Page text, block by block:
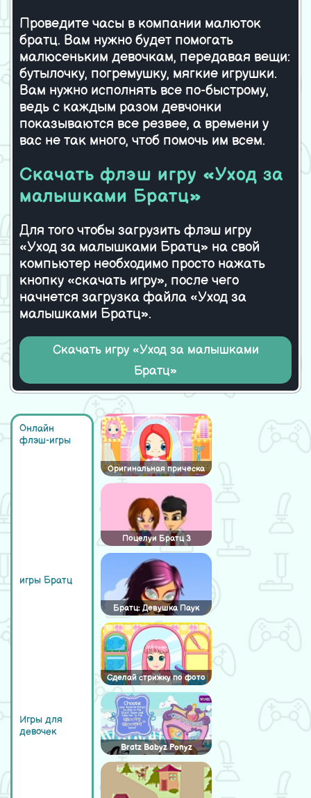
Онлайн
флэш-игры
игры Братц
Игры для
девочек
Оригинальная прическа
Поцелуи Братц 3
Братц: Девушка Паук
Сделай стрижку по фото
Bratz Babyz Ponyz
Братц в супермаркете
Братц в доме с
призракками
Шикарная Братц Оригинальные стрижки
Bratz Kids Racing Starz Ферма Сары и Беллы
Проведите часы в компании малюток
братц. Вам нужно будет помогать
малюсеньким девочкам, передавая вещи:
бутылочку, погремушку, мягкие игрушки.
Вам нужно исполнять все по-быстрому,
ведь с каждым разом девчонки
показываются все резвее, а времени у
вас не так много, чтоб помочь им всем.
Скачать флэш игру «Уход за
малышками Братц»
Для того чтобы загрузить флэш игру
«Уход за малышками Братц» на свой
компьютер необходимо просто нажать
кнопку «скачать игру», после чего
начнется загрузка файла «Уход за
малышками Братц».
Скачать игру «Уход за малышками
Братц»